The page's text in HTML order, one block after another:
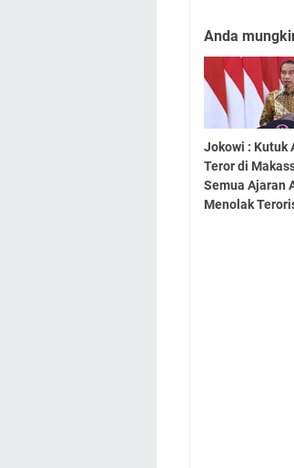
Anda
Jokowi : Kutuk
Teror di
Semua Ajaran
Menolak